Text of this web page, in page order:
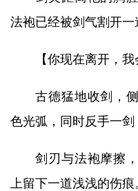
法袍已经被剑气割开一
【你现在离开，
古德猛地收剑，
色光弧，同时反手一剑
剑刃与法袍摩擦
上留下一道浅浅的伤痕